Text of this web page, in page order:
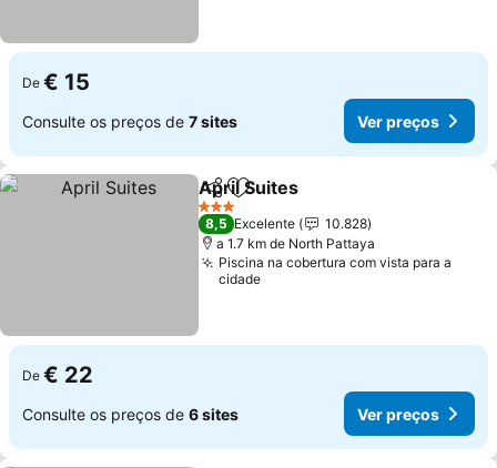
De € 15
Consulte os preços de 7 sites Ver preços
PartilharAdicionar aos favoritos
April Suites
3 Estrelas
8,5 Excelente
10.828
a 1.7 km de North Pattaya
Piscina na cobertura com vista para a
cidade
De € 22
Consulte os preços de 6 sites Ver preços